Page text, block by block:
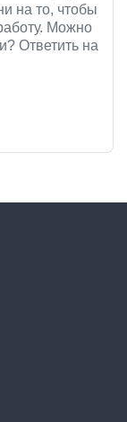
на то, чтобы
Можно
Ответить на